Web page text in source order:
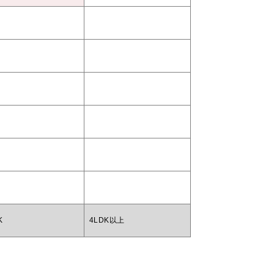
4LDK以上